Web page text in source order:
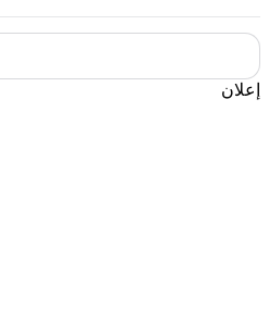
إعلان